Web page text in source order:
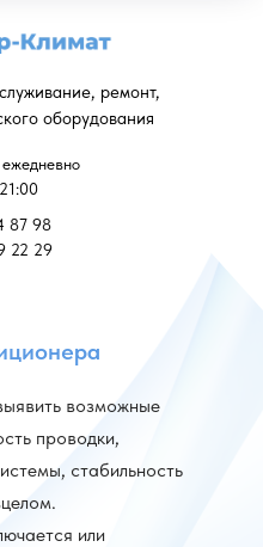
87 98
22 29
ремонт,
оборудования
возможные
проводки,
стабильность
или